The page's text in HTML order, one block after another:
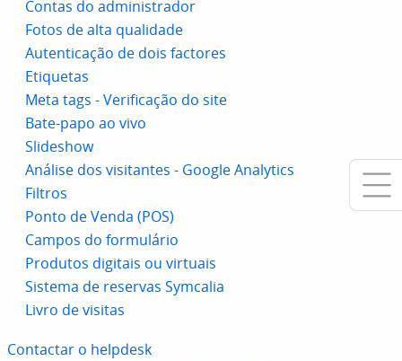
Contas do administrador
Fotos de alta qualidade
Autenticação de dois factores
Etiquetas
Meta tags - Verificação do site
Bate-papo ao vivo
Slideshow
Análise dos visitantes - Google Analytics
Filtros
Ponto de Venda (POS)
Campos do formulário
Produtos digitais ou virtuais
Sistema de reservas Symcalia
Livro de visitas
Contactar o helpdesk